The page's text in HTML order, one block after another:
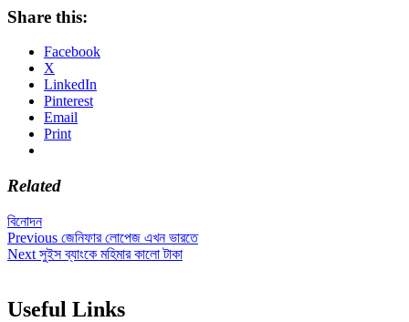
Share this:
Facebook
X
LinkedIn
Pinterest
Email
Print
Related
বিনোদন
Post
navigation
Previous Previous
post:
জেনিফার লোপেজ এখন ভারতে
Next Next
সুইস ব্যাংকে মহিমার কালো টাকা
Useful Links